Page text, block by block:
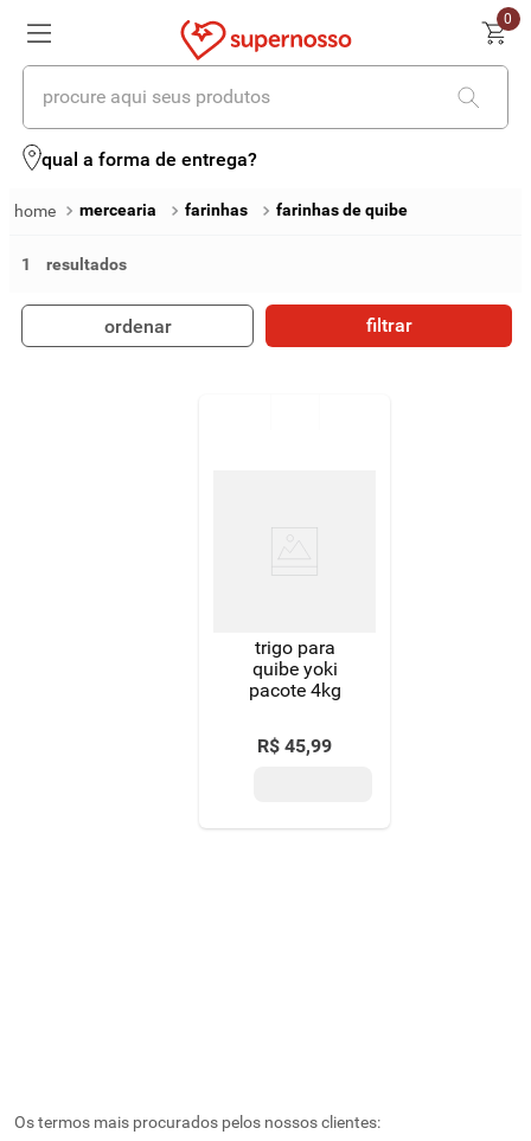
0
procure aqui seus produtos
qual a forma de entrega?
mercearia farinhas farinhas de quibe
1
ordenar filtrar
trigo para
quibe yoki
pacote 4kg
R$ 45,99
Os termos mais procurados pelos nossos clientes:
termos mais buscados
4º iogurte